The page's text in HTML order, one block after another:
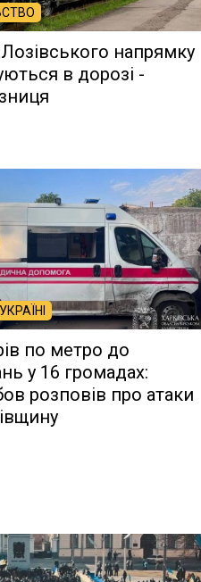
напрямку
в дорозі -
по метро до
у 16 громадах:
розповів про атаки